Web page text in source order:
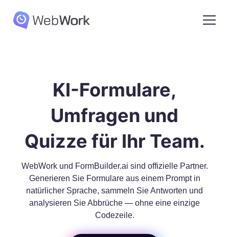
KI-Formulare,
Umfragen und
Quizze für Ihr Team.
WebWork und FormBuilder.ai sind offizielle Partner.
Generieren Sie Formulare aus einem Prompt in
natürlicher Sprache, sammeln Sie Antworten und
analysieren Sie Abbrüche — ohne eine einzige
Codezeile.